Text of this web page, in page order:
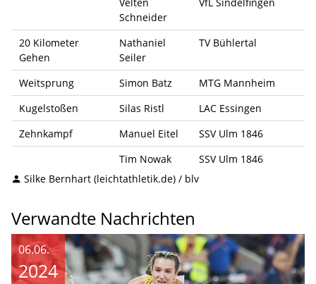
Schneider
20 Kilometer
Gehen
Nathaniel
Seiler
TV Bühlertal
Weitsprung Simon Batz
MTG Mannheim
Kugelstoßen
Silas Ristl
LAC Essingen
Zehnkampf
Manuel Eitel
SSV Ulm 1846
Tim Nowak
SSV Ulm 1846
Silke Bernhart (leichtathletik.de) / blv
Verwandte Nachrichten
06.06.
2024